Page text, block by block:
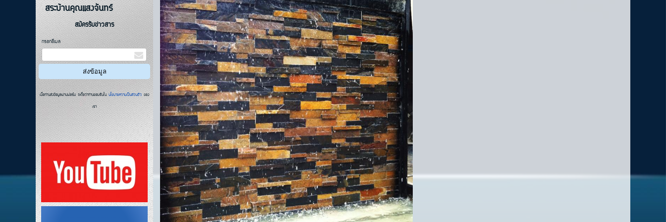
สระบ้านคุณแสงจันทร์
สมัครรับข่าวสาร
กรอกอีเมล
เมื่อท่านส่งข้อมูลผ่านฟอร์ม จะถือว่าท่านยอมรับในนโยบายความเป็นส่วนตัวของ
เรา